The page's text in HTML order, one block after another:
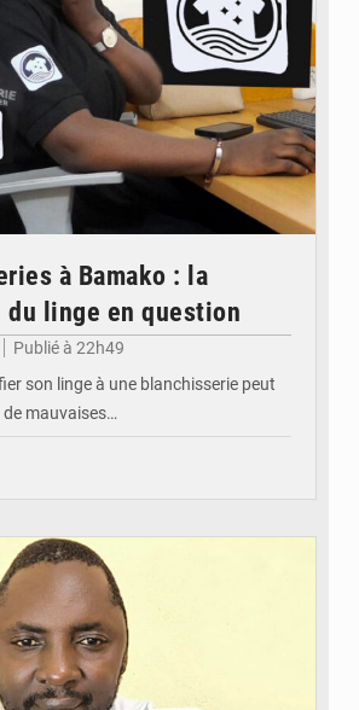
à Bamako : la
linge en question
Publié à 22h49
son linge à une blanchisserie peut
mauvaises…